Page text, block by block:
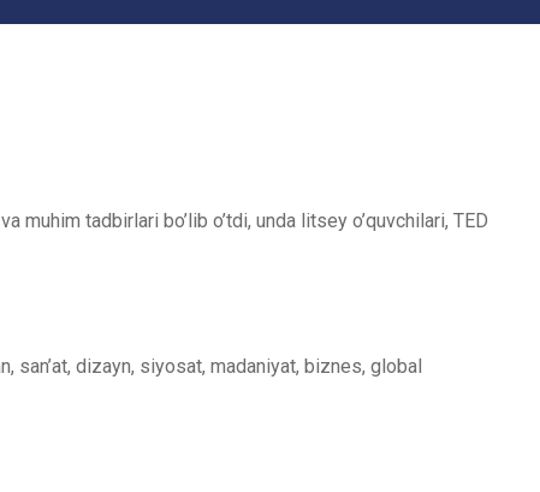
tadbirlari bo’lib o’tdi, unda litsey o’quvchilari, TED
san’at, dizayn, siyosat, madaniyat, biznes, global